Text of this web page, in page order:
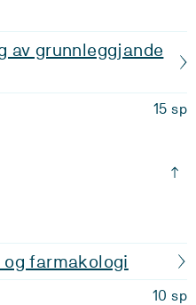
av grunnleggjande
15 sp
farmakologi
10 sp